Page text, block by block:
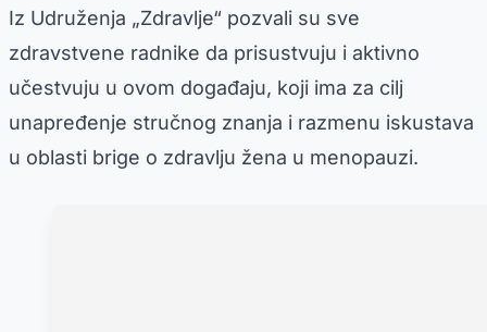
Iz Udruženja „Zdravlje“ pozvali su sve
zdravstvene radnike da prisustvuju i aktivno
učestvuju u ovom događaju, koji ima za cilj
unapređenje stručnog znanja i razmenu iskustava
u oblasti brige o zdravlju žena u menopauzi.